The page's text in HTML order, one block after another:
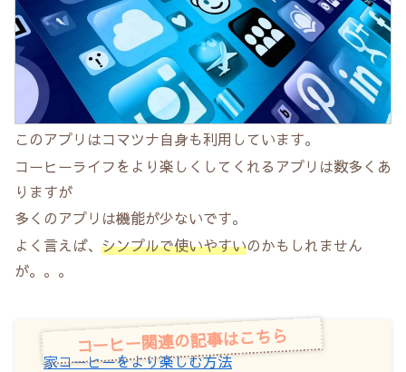
このアプリはコマツナ自身も利用しています。
コーヒーライフをより楽しくしてくれるアプリは数多くあ
りますが
多くのアプリは機能が少ないです。
よく言えば、 シンプルで使いやすいのかもしれません
が。。。
コーヒー関連の記事はこちら
家コーヒーをより楽しむ方法